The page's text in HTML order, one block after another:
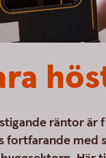
räntor
fortfarande med